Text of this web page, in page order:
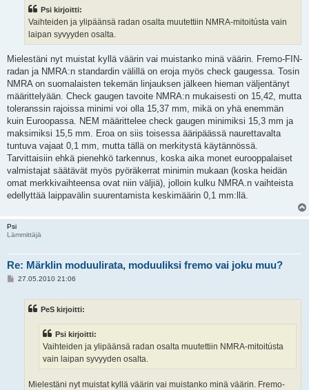
Psi kirjoitti:
Vaihteiden ja ylipäänsä radan osalta muutettiin NMRA-mitoitústa vain
laipan syvyyden osalta.
Mielestäni nyt muistat kyllä väärin vai muistanko minä väärin. Fremo-FIN-
radan ja NMRA:n standardin välillä on eroja myös check gaugessa. Tosin
NMRA on suomalaisten tekemän linjauksen jälkeen hieman väljentänyt
määrittelyään. Check gaugen tavoite NMRA:n mukaisesti on 15,42, mutta
toleranssin rajoissa minimi voi olla 15,37 mm, mikä on yhä enemmän
kuin Euroopassa. NEM määrittelee check gaugen minimiksi 15,3 mm ja
maksimiksi 15,5 mm. Eroa on siis toisessa ääripäässä naurettavalta
tuntuva vajaat 0,1 mm, mutta tällä on merkitystä käytännössä.
Tarvittaisiin ehkä pienehkö tarkennus, koska aika monet eurooppalaiset
valmistajat säätävät myös pyöräkerrat minimin mukaan (koska heidän
omat merkkivaihteensa ovat niin väljiä), jolloin kulku NMRA.n vaihteista
edellyttää laippavälin suurentamista keskimäärin 0,1 mm:llä.
Psi
Lämmittäjä
Re: Märklin moduulirata, moduuliksi fremo vai joku muu?
V27.05.2010 21:06
PeS kirjoitti:
Psi kirjoitti:
Vaihteiden ja ylipäänsä radan osalta muutettiin NMRA-mitoitústa
vain laipan syvyyden osalta.
Mielestäni nyt muistat kyllä väärin vai muistanko minä väärin. Fremo-